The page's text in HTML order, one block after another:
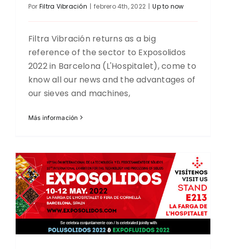
Por Filtra Vibración | febrero 4th, 2022 | Up to now
Filtra Vibración returns as a big
reference of the sector to Exposolidos
2022 in Barcelona (L'Hospitalet), come to
know all our news and the advantages of
our sieves and machines,
Más información